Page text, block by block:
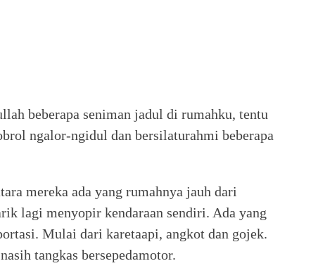
beberapa seniman jadul di rumahku, tentu
ngalor-ngidul dan bersilaturahmi beberapa
mereka ada yang rumahnya jauh dari
lagi menyopir kendaraan sendiri. Ada yang
Mulai dari karetaapi, angkot dan gojek.
tangkas bersepedamotor.